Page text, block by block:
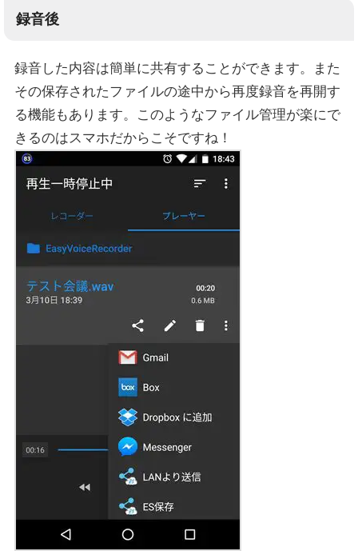
録音後
録音した内容は簡単に共有することができます。また
その保存されたファイルの途中から再度録音を再開す
る機能もあります。このようなファイル管理が楽にで
きるのはスマホだからこそですね！